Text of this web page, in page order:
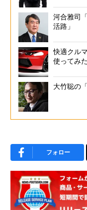
河合雅司
活路」
快適クル
使ってみた
大竹聡の
フォロー